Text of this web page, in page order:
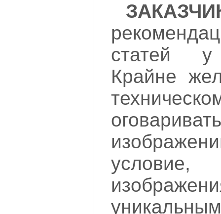
статей у
Крайне